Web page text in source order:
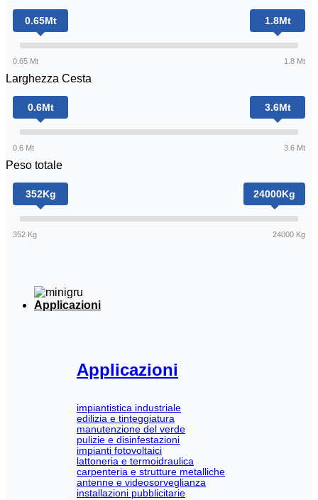
Applicazioni
Applicazioni
impiantistica industriale
edilizia e tinteggiatura
manutenzione del verde
pulizie e disinfestazioni
impianti fotovoltaici
lattoneria e termoidraulica
carpenteria e strutture metalliche
antenne e videosorveglianza
installazioni pubblicitarie
0.65Mt 1.8Mt
0.65 Mt 1.8 Mt
Larghezza Cesta
0.6Mt 3.6Mt
0.6 Mt 3.6 Mt
Peso totale
352Kg 24000Kg
352 Kg 24000 Kg